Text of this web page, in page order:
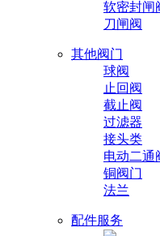
软密封闸
刀闸阀
其他阀门
球阀
止回阀
截止阀
过滤器
接头类
电动二通
铜阀门
法兰
配件服务